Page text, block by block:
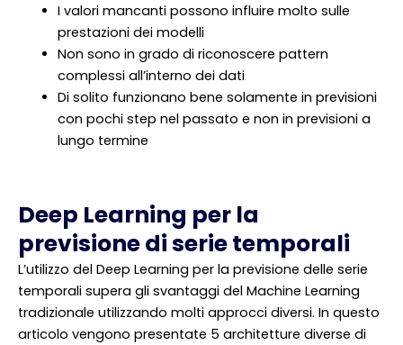
I valori mancanti possono influire molto sulle
prestazioni dei modelli
Non sono in grado di riconoscere pattern
complessi all’interno dei dati
Di solito funzionano bene solamente in previsioni
con pochi step nel passato e non in previsioni a
lungo termine
Deep Learning per la
previsione di serie temporali
L’utilizzo del Deep Learning per la previsione delle serie
temporali supera gli svantaggi del Machine Learning
tradizionale utilizzando molti approcci diversi. In questo
articolo vengono presentate 5 architetture diverse di